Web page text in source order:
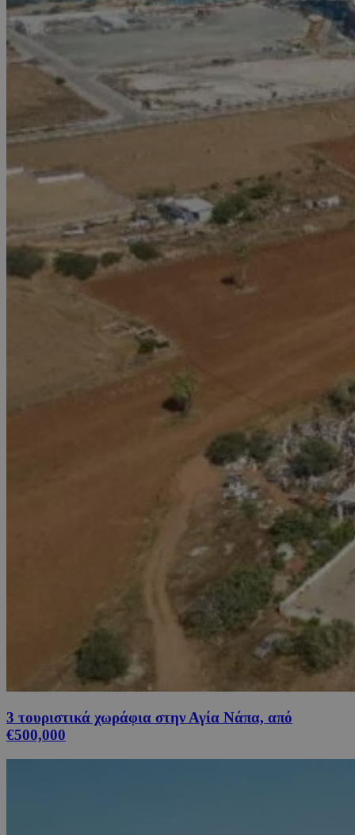
3 τουριστικά χωράφια στην Αγία Νάπα, από
€500,000